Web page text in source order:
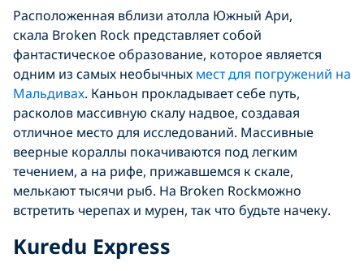
Расположенная вблизи атолла Южный Ари,
скала Broken Rock представляет собой
фантастическое образование, которое является
одним из самых необычных мест для погружений на
Мальдивах. Каньон прокладывает себе путь,
расколов массивную скалу надвое, создавая
отличное место для исследований. Массивные
веерные кораллы покачиваются под легким
течением, а на рифе, прижавшемся к скале,
мелькают тысячи рыб. На Broken Rockможно
встретить черепах и мурен, так что будьте начеку.
Kuredu Express